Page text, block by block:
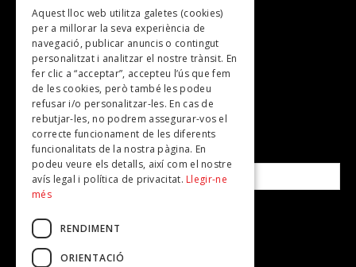
TV
Plans per fer
Revistes
SUBSCRIU-TE A LA NOSTRA NEWSLETTER!
Correu electrònic*
Accepto lapolítica de privacitat
Aquest lloc web utilitza galetes (cookies)
per a millorar la seva experiència de
navegació, publicar anuncis o contingut
personalitzat i analitzar el nostre trànsit. En
fer clic a “acceptar”, accepteu l’ús que fem
de les cookies, però també les podeu
refusar i/o personalitzar-les. En cas de
rebutjar-les, no podrem assegurar-vos el
correcte funcionament de les diferents
funcionalitats de la nostra pàgina. En
podeu veure els detalls, així com el nostre
avís legal i política de privacitat. Llegir-ne
més
RENDIMENT
ORIENTACIÓ